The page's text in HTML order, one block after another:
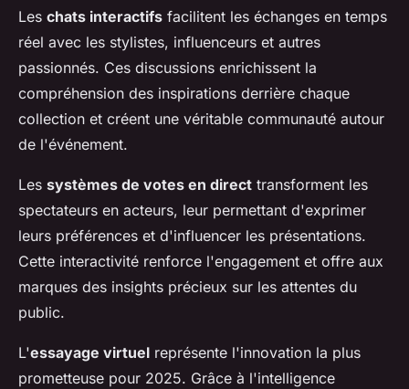
Les chats interactifs facilitent les échanges en temps
réel avec les stylistes, influenceurs et autres
passionnés. Ces discussions enrichissent la
compréhension des inspirations derrière chaque
collection et créent une véritable communauté autour
de l'événement.
Les systèmes de votes en direct transforment les
spectateurs en acteurs, leur permettant d'exprimer
leurs préférences et d'influencer les présentations.
Cette interactivité renforce l'engagement et offre aux
marques des insights précieux sur les attentes du
public.
L'essayage virtuel représente l'innovation la plus
prometteuse pour 2025. Grâce à l'intelligence